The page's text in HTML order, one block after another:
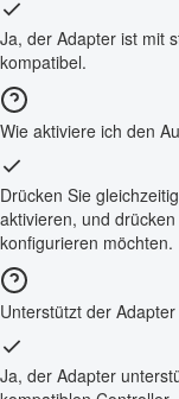
Ja, der Adapter ist mit
kompatibel.
Wie aktiviere ich den
Drücken Sie
aktivieren, und
konfigurieren möchten.
Unterstützt der
Ja, der Adapter